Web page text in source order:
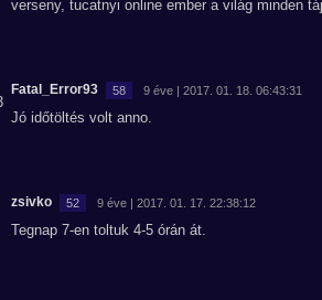
verseny, tucatnyi online ember a világ minden
Fatal_Error93 58 9 éve | 2017. 01. 18. 06:43:31
Jó időtöltés volt anno.
zsivko 52 9 éve | 2017. 01. 17. 22:38:12
Tegnap 7-en toltuk 4-5 órán át.